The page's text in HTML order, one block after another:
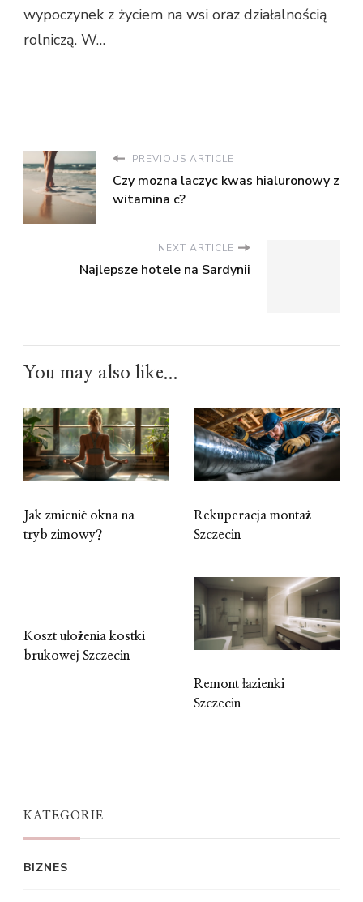
wypoczynek z życiem na wsi oraz działalnością
rolniczą. W…
PREVIOUS ARTICLE
Czy mozna laczyc kwas hialuronowy z
witamina c?
NEXT ARTICLE
Najlepsze hotele na Sardynii
You may also like...
Jak zmienić okna na
tryb zimowy?
Rekuperacja montaż
Szczecin
Koszt ułożenia kostki
brukowej Szczecin
Remont łazienki
Szczecin
KATEGORIE
BIZNES